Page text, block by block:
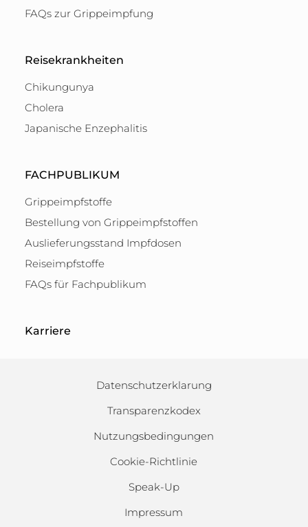
FAQs zur Grippeimpfung
Reisekrankheiten
Chikungunya
Cholera
Japanische Enzephalitis
FACHPUBLIKUM
Grippeimpfstoffe
Bestellung von Grippeimpfstoffen
Auslieferungsstand Impfdosen
Reiseimpfstoffe
FAQs für Fachpublikum
Karriere
Datenschutzerklarung
Transparenzkodex
Nutzungsbedingungen
Cookie-Richtlinie
Speak-Up
Impressum